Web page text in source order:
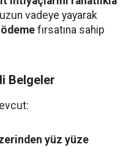
vadeye yayarak
fırsatına sahip
Belgeler
yüz yüze